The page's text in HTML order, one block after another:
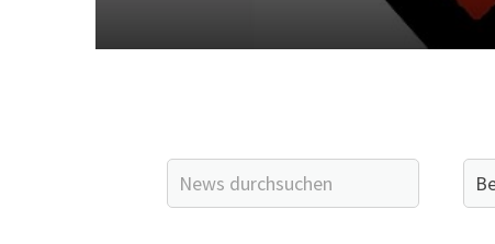
Quicklinks
Sportsuche
Ausfälle und Vertretungen